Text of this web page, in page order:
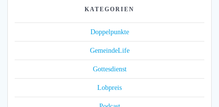
KATEGORIEN
Doppelpunkte
GemeindeLife
Gottesdienst
Lobpreis